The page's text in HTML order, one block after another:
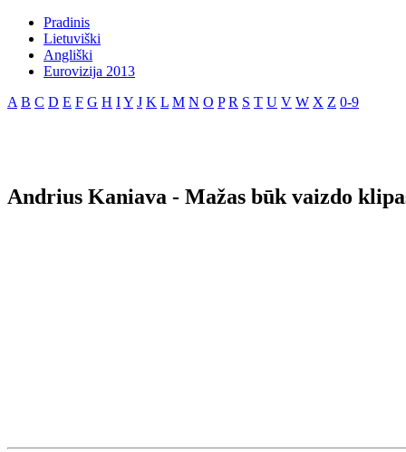
Pradinis
Lietuviški
Angliški
Eurovizija 2013
A B C D E F G H IY J K L M N O P R S T U V W X Z 0-9
Andrius Kaniava - Mažas būk vaizdo